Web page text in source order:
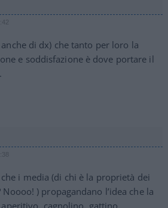
di dx) che tanto per loro la
e soddisfazione è dove portare il
i media (di chi è la proprietà dei
) propagandano l’idea che la
cagnolino, gattino,